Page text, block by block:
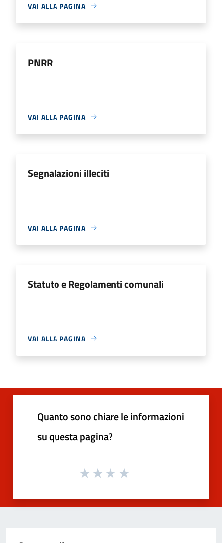
VAI ALLA PAGINA
PNRR
VAI ALLA PAGINA
Segnalazioni illeciti
VAI ALLA PAGINA
Statuto e Regolamenti comunali
VAI ALLA PAGINA
Quanto sono chiare le informazioni
su questa pagina?